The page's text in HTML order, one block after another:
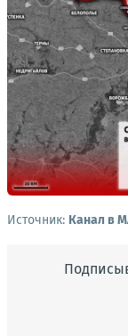
Источник: Канал в